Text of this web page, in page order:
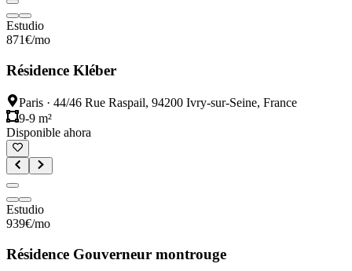
Estudio
871€/mo
Résidence Kléber
Paris · 44/46 Rue Raspail, 94200 Ivry-sur-Seine, France
9-9 m²
Disponible ahora
Estudio
939€/mo
Résidence Gouverneur montrouge